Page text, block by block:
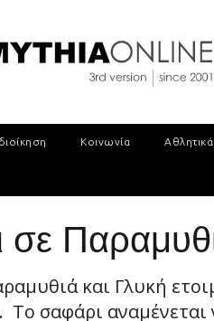
Κοινωνία Αθλητικά
και Γλυκή
σαφάρι αναμένεται